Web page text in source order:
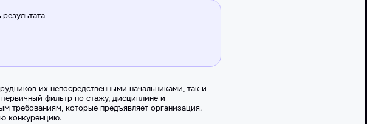
результата
их непосредственными начальниками, так и
фильтр по стажу, дисциплине и
требованиям, которые предъявляет организация.
конкуренцию.